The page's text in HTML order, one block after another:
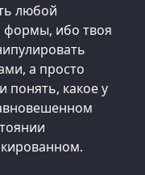
любой
ибо твоя
а просто
понять, какое у